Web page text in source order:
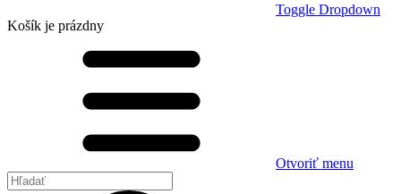
Toggle Dropdown
Košík je prázdny
Otvoriť menu